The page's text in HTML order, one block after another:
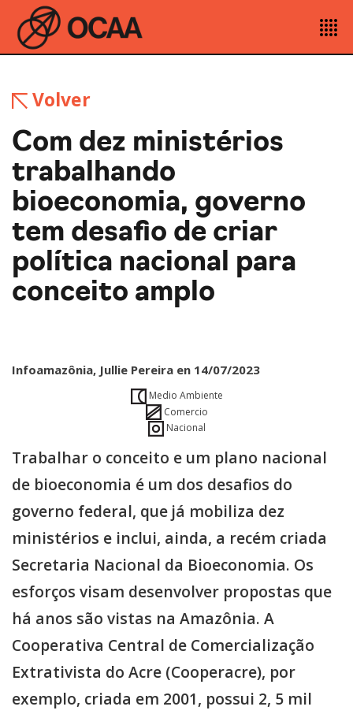
Volver
Com dez ministérios
trabalhando
bioeconomia, governo
tem desafio de criar
política nacional para
conceito amplo
Infoamazônia, Jullie Pereira en 14/07/2023
Medio Ambiente
Comercio
Nacional
Trabalhar o conceito e um plano nacional
de bioeconomia é um dos desafios do
governo federal, que já mobiliza dez
ministérios e inclui, ainda, a recém criada
Secretaria Nacional da Bioeconomia. Os
esforços visam desenvolver propostas que
há anos são vistas na Amazônia. A
Cooperativa Central de Comercialização
Extrativista do Acre (Cooperacre), por
exemplo, criada em 2001, possui 2, 5 mil